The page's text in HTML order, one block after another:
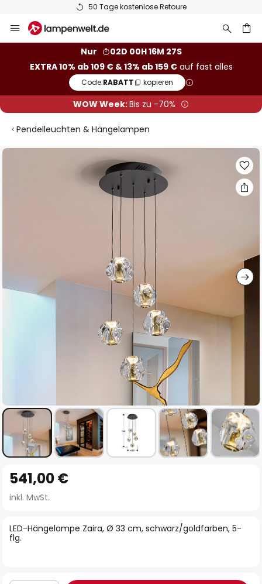
50 Tage kostenlose Retoure
Inhalt
Nur
02D 00H 16M 26S
EXTRA 10% ab 109 € & 13% ab 159 €auf fast alles
Code:RABATT kopieren
WOW Week:Bis zu -70%
Pendelleuchten & Hängelampen
Zum
Anfang
der
springen
LED-Hängelampe Zaira, Ø 33 cm, schwarz/goldfarben, 5-
flg.
541,00 €
inkl. MwSt.